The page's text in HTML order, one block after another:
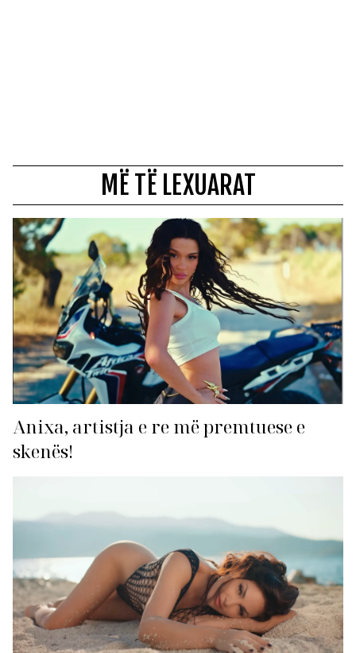
MË TË LEXUARAT
Anixa, artistja e re më premtuese e
skenës!